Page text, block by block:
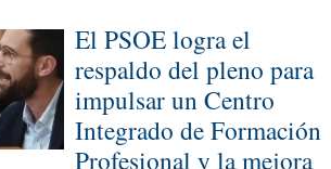
El PSOE logra el
respaldo del pleno para
impulsar un Centro
Integrado de Formación
Profesional y la mejora